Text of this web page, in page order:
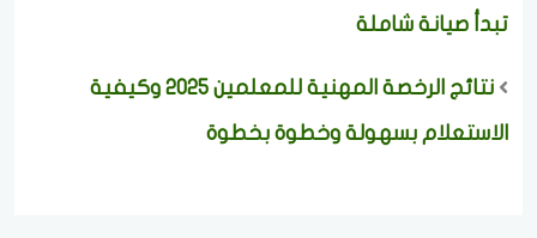
تبدأ صيانة شاملة
نتائج الرخصة المهنية للمعلمين 2025 وكيفية
الاستعلام بسهولة وخطوة بخطوة